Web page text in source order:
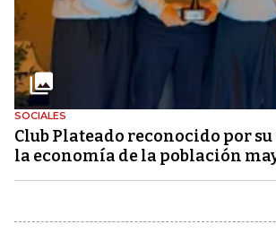
SOCIALES
Club Plateado reconocido por
la economía de la población